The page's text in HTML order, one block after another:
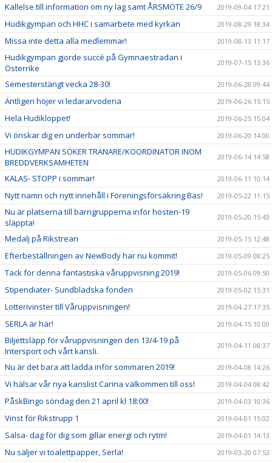
Kallelse till information om ny lag samt ÅRSMÖTE 26/9 2019-09-04 17:21
Hudikgympan och HHC i samarbete med kyrkan 2019-08-29 18:34
Missa inte detta alla medlemmar! 2019-08-13 11:17
Hudikgympan gjorde succé på Gymnaestradan i
Österrike
2019-07-15 13:36
Semesterstängt vecka 28-30! 2019-06-28 09:44
Äntligen höjer vi ledararvodena 2019-06-26 15:15
Hela Hudikloppet! 2019-06-25 15:04
Vi önskar dig en underbar sommar! 2019-06-20 14:00
HUDIKGYMPAN SÖKER TRÄNARE/KOORDINATOR INOM
BREDDVERKSAMHETEN
2019-06-14 14:58
KALAS- STOPP i sommar! 2019-06-11 10:14
Nytt namn och nytt innehåll i Föreningsförsäkring Bas! 2019-05-22 11:15
Nu är platserna till barngrupperna inför hösten-19
släppta!
2019-05-20 15:43
Medalj på Rikstrean 2019-05-15 12:48
Efterbeställningen av NewBody har nu kommit! 2019-05-09 08:25
Tack för denna fantastiska våruppvisning 2019! 2019-05-06 09:50
Stipendiater- Sundbladska fonden 2019-05-02 15:31
Lotterivinster till Våruppvisningen! 2019-04-27 17:35
SERLA är här! 2019-04-15 10:00
Biljettsläpp för våruppvisningen den 13/4-19 på
Intersport och vårt kansli.
2019-04-11 08:37
Nu är det bara att ladda inför sommaren 2019! 2019-04-08 14:26
Vi hälsar vår nya kanslist Carina välkommen till oss! 2019-04-04 08:42
PåskBingo söndag den 21 april kl 18:00! 2019-04-03 10:36
Vinst för Rikstrupp 1 2019-04-01 15:02
Salsa- dag för dig som gillar energi och rytm! 2019-04-01 14:13
Nu säljer vi toalettpapper, Serla! 2019-03-20 07:53